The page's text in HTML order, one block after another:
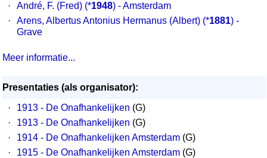
·
André, F. (Fred) (*1948) - Amsterdam
·
Arens, Albertus Antonius Hermanus (Albert) (*1881) -
Grave
Meer informatie...
Presentaties (als organisator):
·
1913 - De Onafhankelijken (G)
·
1913 - De Onafhankelijken (G)
·
1914 - De Onafhankelijken Amsterdam (G)
·
1915 - De Onafhankelijken Amsterdam (G)